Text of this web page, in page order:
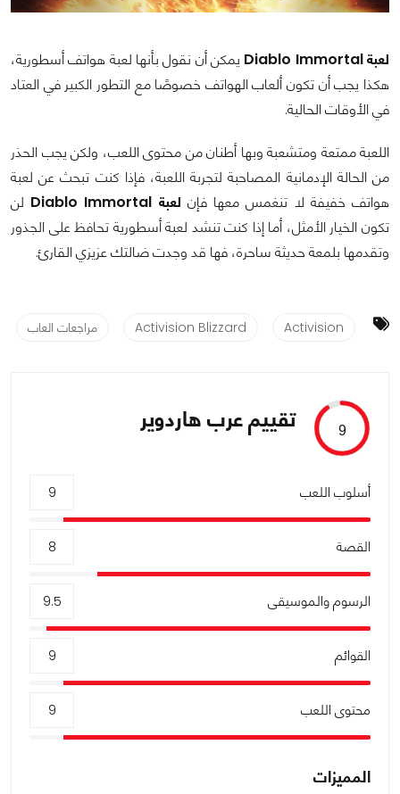
لعبة Diablo Immortal
يمكن أن نقول بأنها لعبة هواتف أسطورية،
هكذا يجب أن تكون ألعاب الهواتف خصوصًا مع التطور الكبير في العتاد
في الأوقات الحالية.
اللعبة ممتعة ومتشعبة وبها أطنان من محتوى اللعب، ولكن يجب الحذر
من الحالة الإدمانية المصاحبة لتجربة اللعبة، فإذا كنت تبحث عن لعبة
هواتف خفيفة لا تنغمس معها فإن لعبة Diablo Immortal
لن
تكون الخيار الأمثل، أما إذا كنت تنشد لعبة أسطورية تحافظ على الجذور
وتقدمها بلمعة حديثة ساحرة، فها قد وجدت ضالتك عزيزي القارئ.
Activision
Activision Blizzard مراجعات العاب
9 تقييم عرب هاردوير
أسلوب اللعب 9
القصة 8
الرسوم والموسيقى 9.5
القوائم 9
محتوى اللعب 9
المميزات